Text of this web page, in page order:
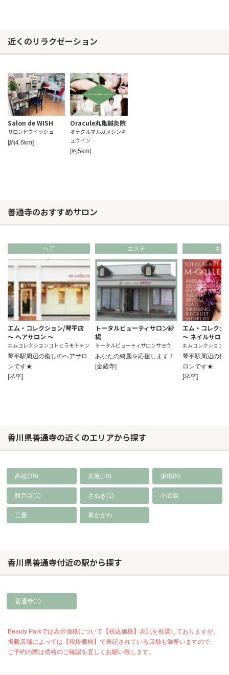
近くのリラクゼーション
Salon de WISH
サロンドウイッシュ
[約4.6km]
Oracule丸亀鍼灸院
オラクルマルガメシンキ
ュウイン
[約5km]
善通寺のおすすめサロン
ヘア
エム・コレクション/琴平店
～ ヘアサロン ～
エムコレクションコトヒラモトテン
琴平駅周辺の癒しのヘアサロ
ンです★
[琴平]
エステ
トータルビューティサロン紗
楊
トータルビューティサロンサヨウ
あなたの綺麗を応援します！
[金蔵寺]
ネイ
エム・コレクシ
～ ネイルサロン
エムコレクション
琴平駅周辺の癒
ロンです★
[琴平]
香川県善通寺の近くのエリアから探す
高松(35) 丸亀(10) 坂出(5)
観音寺(1) さぬき(1) 小豆島
三豊 東かがわ
香川県善通寺付近の駅から探す
善通寺(1)
Beauty Parkでは表示価格について【税込価格】表記を推奨しておりますが、
掲載店舗によっては【税抜価格】で表記されている店舗も御座いますので、
ご予約の際は価格のご確認を宜しくお願い致します。